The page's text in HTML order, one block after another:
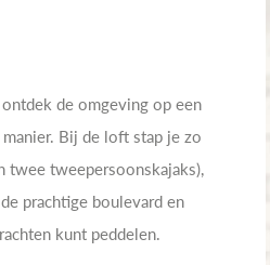
de omgeving op een
Bij de loft stap je zo
twee tweepersoonskajaks),
prachtige boulevard en
kunt peddelen.